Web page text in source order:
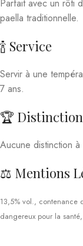
Parfait avec un rôti
paella traditionnelle.
🍾 Service
Servir à une
7 ans.
🏆
Aucune distinction à
⚖️ Mentions
13,5% vol., contenance
dangereux pour la